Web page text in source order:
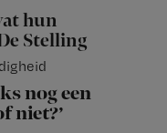
hun
Stelling
nog een
niet?’